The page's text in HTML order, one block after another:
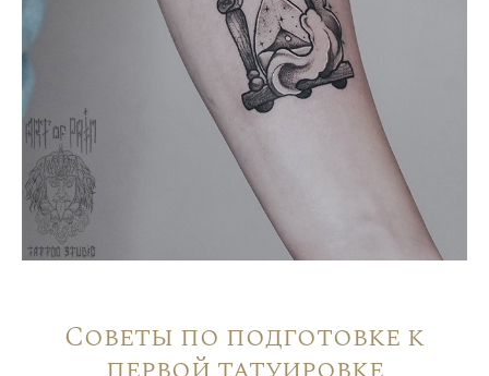
Советы по подготовке к